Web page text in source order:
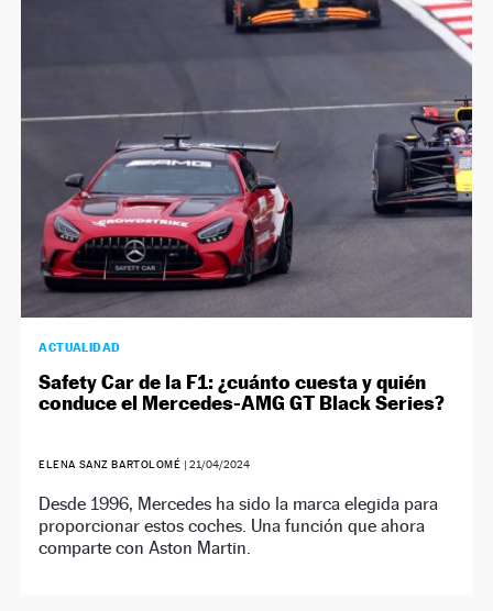
ACTUALIDAD
Safety Car de la F1: ¿cuánto cuesta y quién
conduce el Mercedes-AMG GT Black Series?
ELENA SANZ BARTOLOMÉ | 21/04/2024
Desde 1996, Mercedes ha sido la marca elegida para
proporcionar estos coches. Una función que ahora
comparte con Aston Martin.